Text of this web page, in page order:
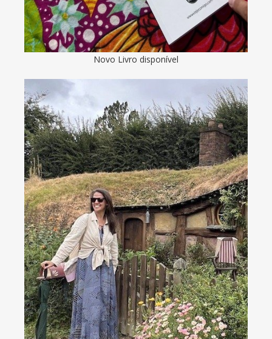
Novo Livro disponível